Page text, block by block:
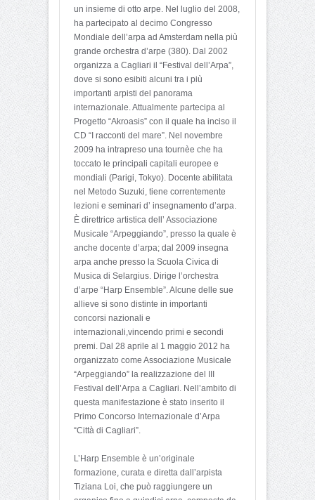
un insieme di otto arpe. Nel luglio del 2008,
ha partecipato al decimo Congresso
Mondiale dell’arpa ad Amsterdam nella più
grande orchestra d’arpe (380). Dal 2002
organizza a Cagliari il “Festival dell’Arpa”,
dove si sono esibiti alcuni tra i più
importanti arpisti del panorama
internazionale. Attualmente partecipa al
Progetto “Akroasis” con il quale ha inciso il
CD “I racconti del mare”. Nel novembre
2009 ha intrapreso una tournèe che ha
toccato le principali capitali europee e
mondiali (Parigi, Tokyo). Docente abilitata
nel Metodo Suzuki, tiene correntemente
lezioni e seminari d’ insegnamento d’arpa.
È direttrice artistica dell’ Associazione
Musicale “Arpeggiando”, presso la quale è
anche docente d’arpa; dal 2009 insegna
arpa anche presso la Scuola Civica di
Musica di Selargius. Dirige l’orchestra
d’arpe “Harp Ensemble”. Alcune delle sue
allieve si sono distinte in importanti
concorsi nazionali e
internazionali,vincendo primi e secondi
premi. Dal 28 aprile al 1 maggio 2012 ha
organizzato come Associazione Musicale
“Arpeggiando” la realizzazione del III
Festival dell’Arpa a Cagliari. Nell’ambito di
questa manifestazione è stato inserito il
Primo Concorso Internazionale d’Arpa
“Città di Cagliari”.
L’Harp Ensemble è un’originale
formazione, curata e diretta dall’arpista
Tiziana Loi, che può raggiungere un